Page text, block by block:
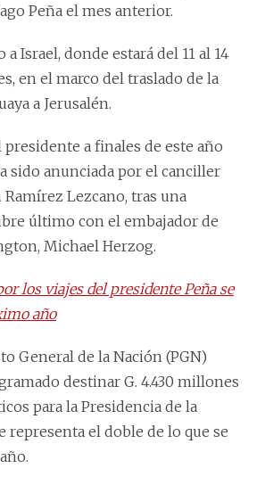
Peña el mes anterior.
Israel, donde estará del 11 al 14
en el marco del traslado de la
a Jerusalén.
presidente a finales de este año
sido anunciada por el canciller
Lezcano, tras una
último con el embajador de
Michael Herzog.
los viajes del presidente Peña se
año
General de la Nación (PGN)
destinar G. 4.430 millones
para la Presidencia de la
representa el doble de lo que se